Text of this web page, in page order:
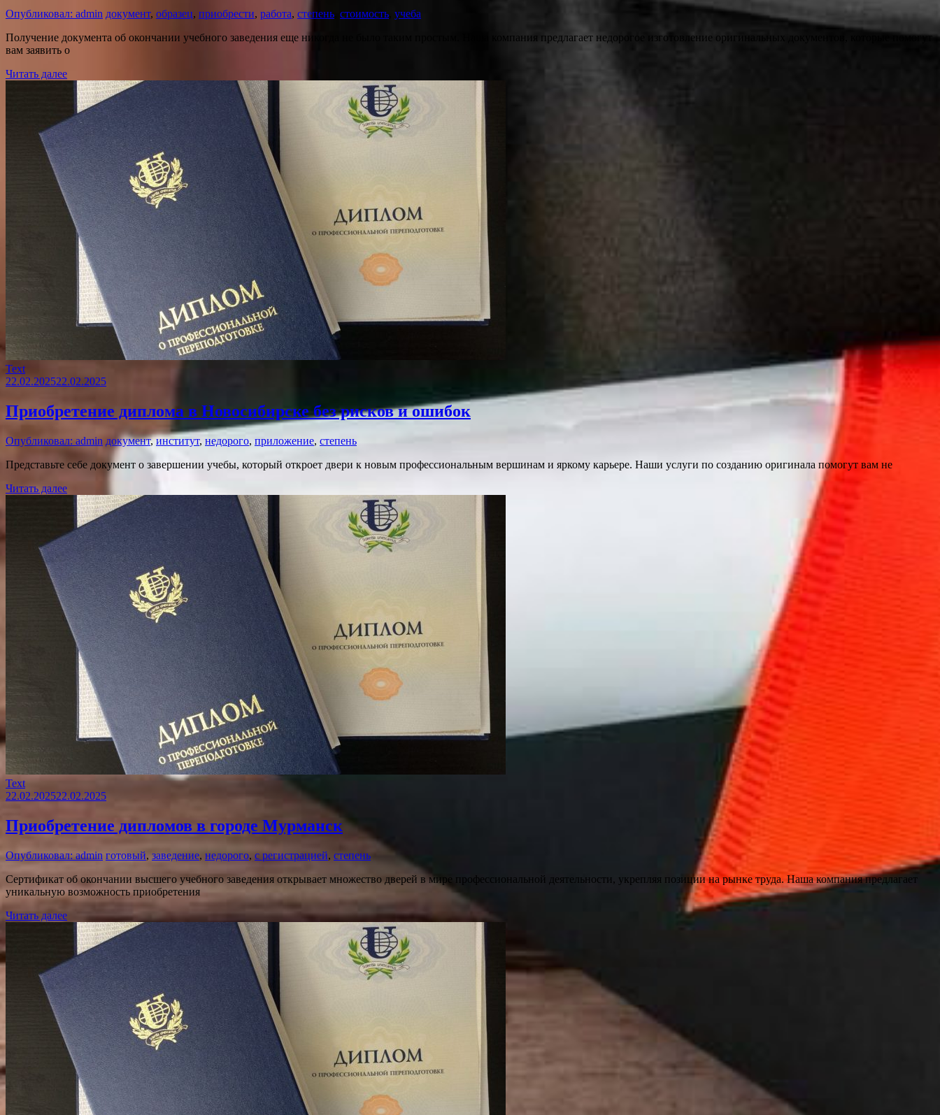
Опубликовал: admin документ, образец, приобрести, работа, степень стоимость учеба
Получение документа об окончании учебного заведения еще никогда не было таким простым. Наша компания предлагает недорогое изготовление оригинальных документов, которые помогут
вам заявить о
Читать далее
Text
22.02.202522.02.2025
Приобретение диплома в Новосибирске без рисков и ошибок
Опубликовал: admin документ,институт, недорого, приложение, степень
Представьте себе документ о завершении учебы, который откроет двери к новым профессиональным вершинам и яркому карьере. Наши услуги по созданию оригинала помогут вам не
Читать далее
Text
22.02.202522.02.2025
Приобретение дипломов в городе Мурманск
Опубликовал: admin готовый, заведение, недорого, с регистрацией, степень
Сертификат об окончании высшего учебного заведения открывает множество дверей в мире профессиональной деятельности, укрепляя позиции на рынке труда. Наша компания предлагает
уникальную возможность приобретения
Читать далее